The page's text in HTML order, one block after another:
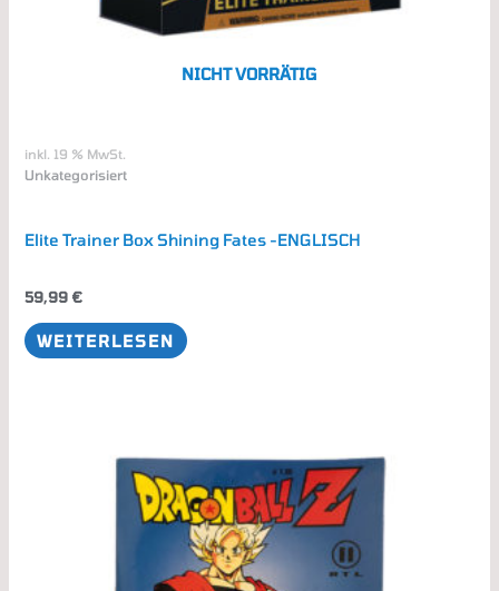
NICHT VORRÄTIG
inkl. 19 % MwSt.
Unkategorisiert
Elite Trainer Box Shining Fates -ENGLISCH
59,99 €
WEITERLESEN